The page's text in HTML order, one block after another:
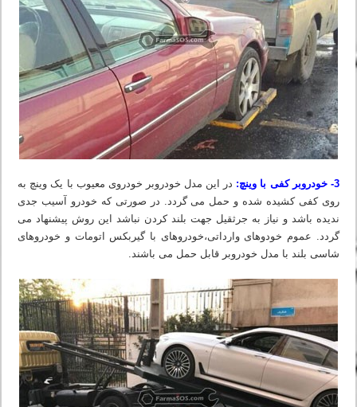
3- خودروبر کفی با وینچ:
در این مدل خودروبر خودروی معیوب با یک وینچ به
روی کفی کشیده شده و حمل می گردد. در صورتی که خودرو آسیب جدی
ندیده باشد و نیاز به جرثقیل جهت بلند کردن نباشد این روش پیشنهاد می
گردد. عموم خودوهای وارداتی،خودروهای با گیربکس اتومات و خودروهای
شاسی بلند با مدل خودروبر قابل حمل می باشند.